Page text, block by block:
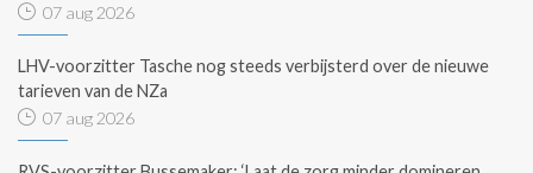
07 aug 2026
LHV-voorzitter Tasche nog steeds verbijsterd over de nieuwe
tarieven van de NZa
07 aug 2026